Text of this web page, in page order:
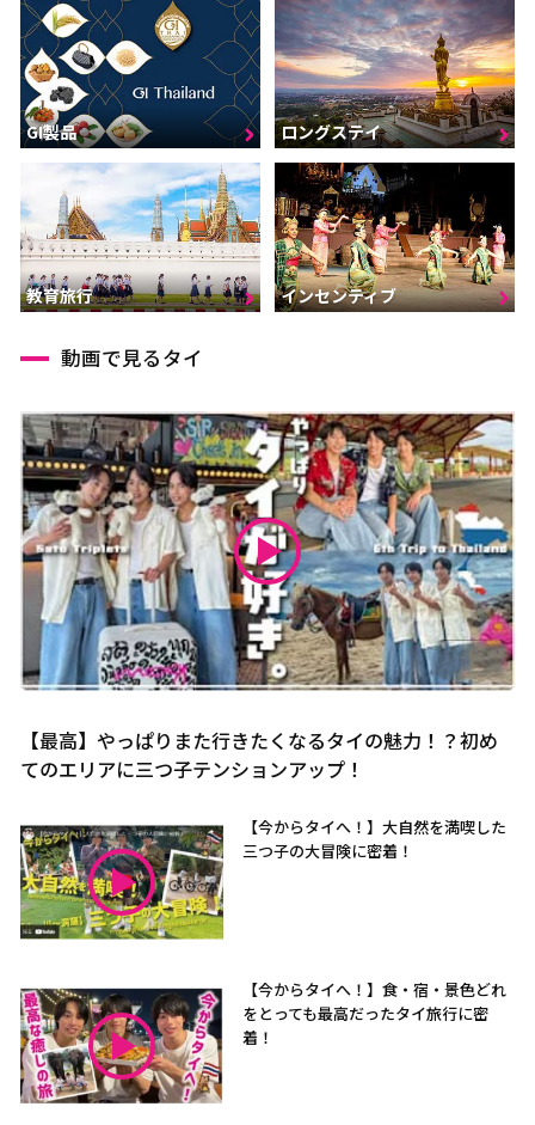
GI製品 ロングステイ
教育旅行 インセンティブ
動画で見るタイ
【最高】やっぱりまた行きたくなるタイの魅力！？初め
てのエリアに三つ子テンションアップ！
【今からタイへ！】大自然を満喫した
三つ子の大冒険に密着！
【今からタイへ！】食・宿・景色どれ
をとっても最高だったタイ旅行に密
着！